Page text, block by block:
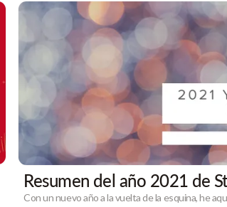
Resumen del año 2021 de
Con un nuevo año a la vuelta de la esquina, he